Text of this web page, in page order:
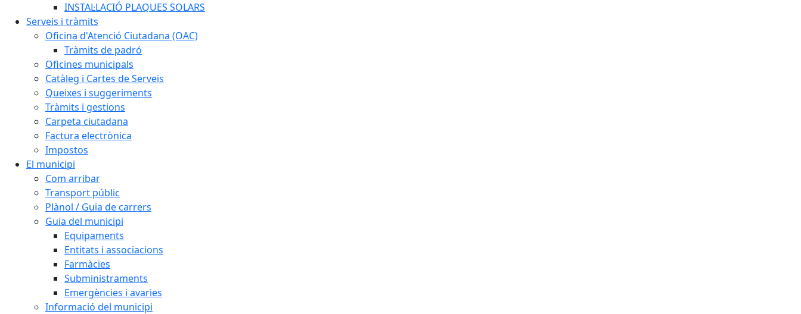
INSTAL·LACIÓ PLAQUES SOLARS
Serveis i tràmits
Oficina d'Atenció Ciutadana (OAC)
Tràmits de padró
Oficines municipals
Catàleg i Cartes de Serveis
Queixes i suggeriments
Tràmits i gestions
Carpeta ciutadana
Factura electrònica
Impostos
El municipi
Com arribar
Transport públic
Plànol / Guia de carrers
Guia del municipi
Equipaments
Entitats i associacions
Farmàcies
Subministraments
Emergències i avaries
Informació del municipi